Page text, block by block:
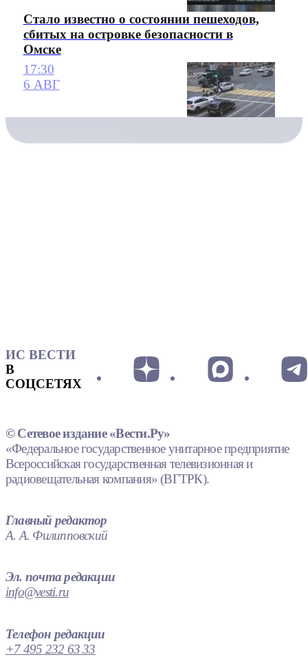
Стало известно о состоянии пешеходов,
сбитых на островке безопасности в
Омске
17:30
6 АВГ
ИС ВЕСТИ
В
СОЦСЕТЯХ
© Сетевое издание «Вести.Ру»
«Федеральное государственное унитарное предприятие
Всероссийская государственная телевизионная и
радиовещательная компания» (ВГТРК).
Главный редактор
А. А. Филипповский
Эл. почта редакции
info@vesti.ru
Телефон редакции
+7 495 232 63 33